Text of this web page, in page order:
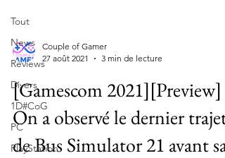
Tout
News
Reviews
Divers
1D#CoG
PC
PlayStation
Couple of Gamer
27 août 2021
3 min de lecture
[Gamescom 2021][Preview]
On a observé le dernier trajet
de Bus Simulator 21 avant sa